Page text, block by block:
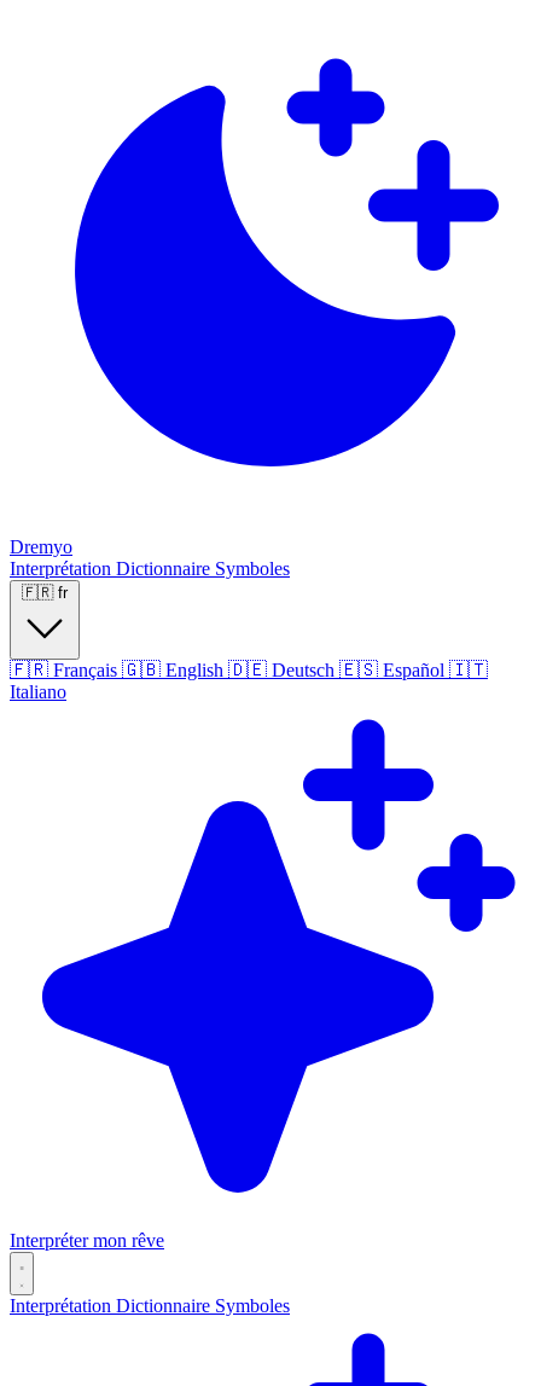
Dremyo
Interprétation Dictionnaire Symboles
🇫🇷 fr
🇫🇷 Français 🇬🇧 English 🇩🇪 Deutsch 🇪🇸 Español 🇮🇹
Italiano
Interpréter mon rêve
Interprétation Dictionnaire Symboles